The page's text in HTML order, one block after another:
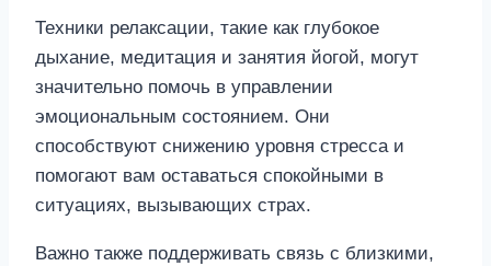
Техники релаксации, такие как глубокое
дыхание, медитация и занятия йогой, могут
значительно помочь в управлении
эмоциональным состоянием. Они
способствуют снижению уровня стресса и
помогают вам оставаться спокойными в
ситуациях, вызывающих страх.
Важно также поддерживать связь с близкими,